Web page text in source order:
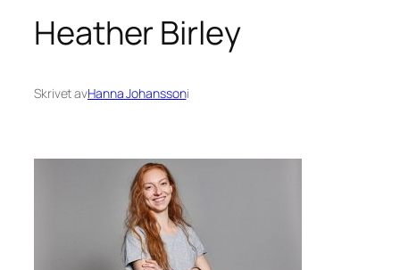
Heather Birley
Skrivet avHanna Johanssoni